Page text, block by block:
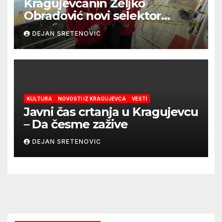
Kragujevčanin Željko
Obradović novi selektor
Atletske reprezentacije Srbije
DEJAN SRETENOVIC
KULTURA NOVOSTI IZ KRAGUJEVCA VESTI
Javni čas crtanja u Kragujevcu
– Da česme zažive
DEJAN SRETENOVIC